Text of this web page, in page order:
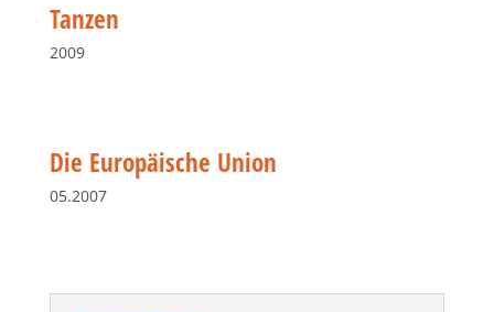
Tanzen
2009
Die Europäische Union
05.2007